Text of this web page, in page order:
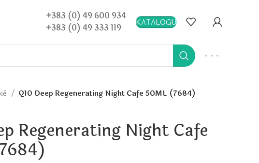
+383 (0) 49 600 934
+383 (0) 49 333 119
KATALOGU
Q10 Deep Regenerating Night Cafe 50ML (7684)
Regenerating Night Cafe